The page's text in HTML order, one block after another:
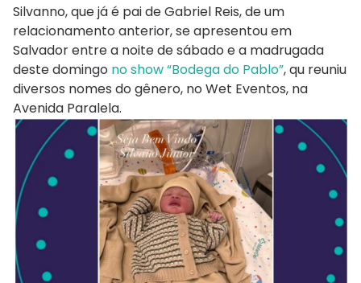
Silvanno, que já é pai de Gabriel Reis, de um
relacionamento anterior, se apresentou em
Salvador entre a noite de sábado e a madrugada
deste domingo no show “Bodega do Pablo”, qu reuniu
diversos nomes do gênero, no Wet Eventos, na
Avenida Paralela.